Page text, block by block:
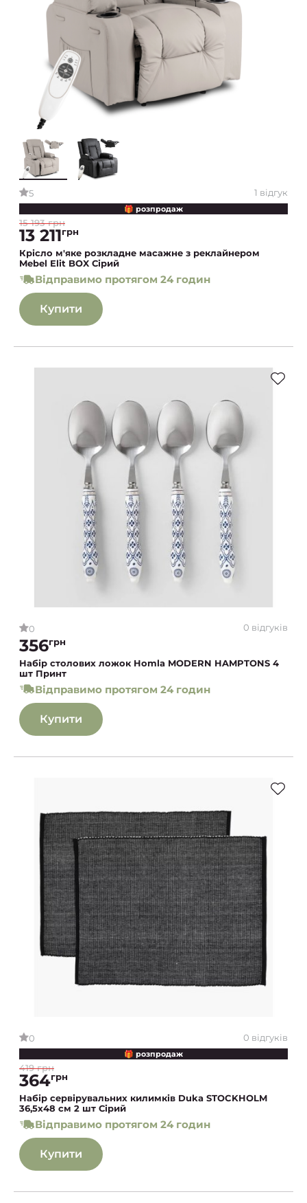
5 1 відгук
🎁 розпродаж
15 193 грн
13 211грн
Крісло м'яке розкладне масажне з реклайнером
Mebel Elit BOX Сірий
Відправимо протягом 24 годин
Купити
0 0 відгуків
356грн
Набір столових ложок Homla MODERN HAMPTONS 4
шт Принт
Відправимо протягом 24 годин
Купити
0 0 відгуків
🎁 розпродаж
419 грн
364грн
Набір сервірувальних килимків Duka STOCKHOLM
36,5х48 см 2 шт Сірий
Відправимо протягом 24 годин
Купити